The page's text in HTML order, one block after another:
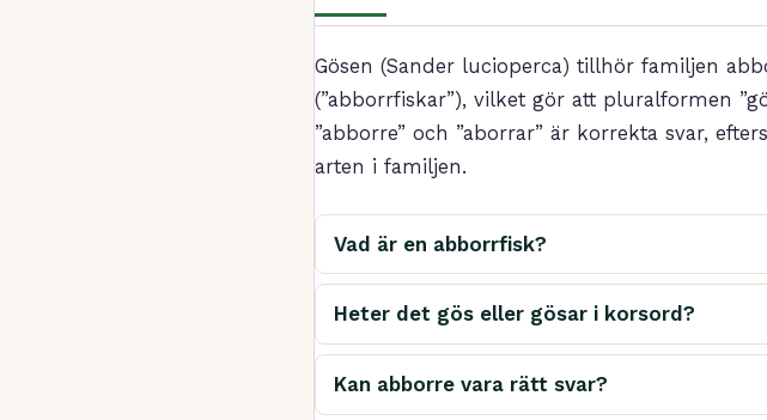
Gösen (Sander lucioperca) tillhör familjen
(”abborrfiskar”), vilket gör att pluralformen
”abborre” och ”aborrar” är korrekta svar,
arten i familjen.
Vad är en abborrfisk?
Heter det gös eller gösar i korsord?
Kan abborre vara rätt svar?